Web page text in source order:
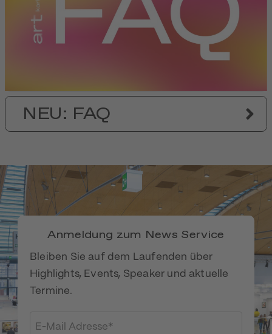
NEU: FAQ
Anmeldung zum News Service
Bleiben Sie auf dem Laufenden über
Highlights, Events, Speaker und aktuelle
Termine.